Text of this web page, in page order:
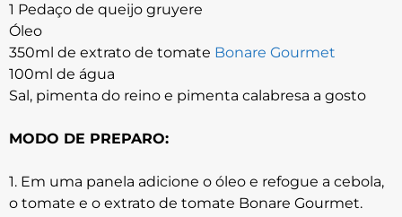
1 Pedaço de queijo gruyere
Óleo
350ml de extrato de tomate Bonare Gourmet
100ml de água
Sal, pimenta do reino e pimenta calabresa a gosto
MODO DE PREPARO:
1. Em uma panela adicione o óleo e refogue a cebola,
o tomate e o extrato de tomate Bonare Gourmet.